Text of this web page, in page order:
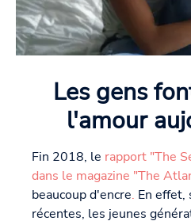
Les gens
l'amour
Fin 2018, le rapport "The
dans le magazine "The
beaucoup d'encre. En effet,
récentes, les jeunes